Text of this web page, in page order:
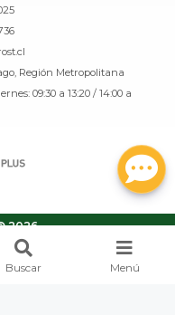
Región Metropolitana
09:30 a 13:20 / 14:00 a
2026
con
Buscar Menú